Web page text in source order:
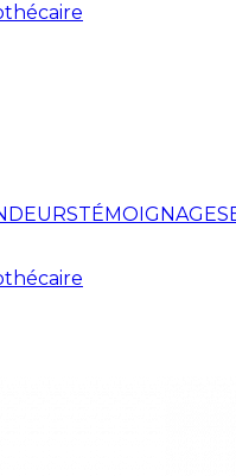
TÉMOIGNAGES